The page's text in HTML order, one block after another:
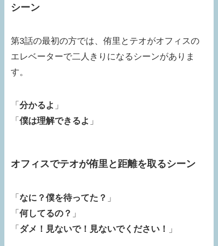
シーン
第3話の最初の方では、侑里とテオがオフィスの
エレベーターで二人きりになるシーンがありま
す。
「分かるよ 」
「僕は理解できるよ 」
オフィスでテオが侑里と距離を取るシーン
「なに？僕を待ってた？ 」
「何してるの？ 」
「 ダメ！見ないで！見ないでください！ 」